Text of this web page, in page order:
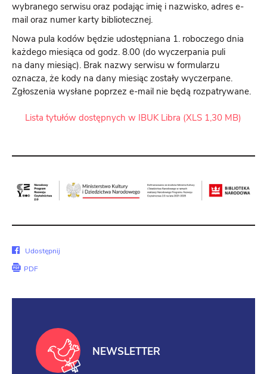
wybranego serwisu oraz podając imię i nazwisko, adres e-
mail oraz numer karty bibliotecznej.
Nowa pula kodów będzie udostępniana 1. roboczego dnia
każdego miesiąca od godz. 8.00 (do wyczerpania puli
na dany miesiąc). Brak nazwy serwisu w formularzu
oznacza, że kody na dany miesiąc zostały wyczerpane.
Zgłoszenia wysłane poprzez e-mail nie będą rozpatrywane.
Lista tytułów dostępnych w IBUK Libra (XLS 1,30 MB)
Udostępnij
Facebook
Udostępnij
PDF
NEWSLETTER